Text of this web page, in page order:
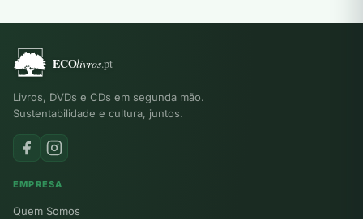
Livros, DVDs e CDs em segunda mão.
Sustentabilidade e cultura, juntos.
EMPRESA
Quem Somos